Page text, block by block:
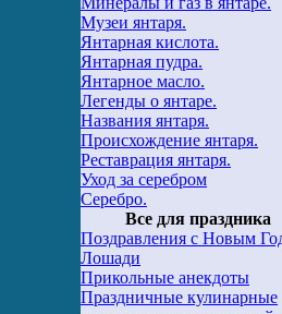
Музеи янтаря.
Янтарная кислота.
Янтарная пудра.
Янтарное масло.
Легенды о янтаре.
Названия янтаря.
Происхождение янтаря.
Реставрация янтаря.
Уход за серебром
Серебро.
Все для праздника
Поздравления с Новым
Лошади
Прикольные анекдоты
Праздничные кулинарные